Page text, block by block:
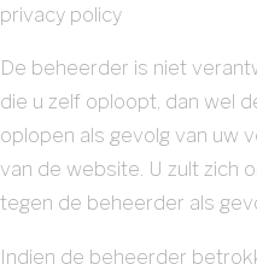
privacy policy
De beheerder is niet
die u zelf oploopt, dan wel
oplopen als gevolg van uw
van de website. U zult zich
tegen de beheerder als
Indien de beheerder